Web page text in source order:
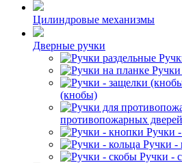
Цилиндровые механизмы
Дверные ручки
(кнобы)
противопожарных дверей
Ручки
Ручки -
Ручки -